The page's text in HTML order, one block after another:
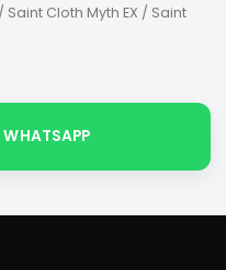
Saint Cloth Myth EX / Saint